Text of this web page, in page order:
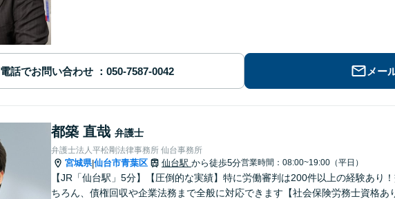
電話でお問い合わせ メー
都築 直哉 弁護士
弁護士法人平松剛法律事務所 仙台事務所
宮城県|仙台市青葉区 仙台駅 から徒歩5分営業時間：08:00~19:00（平日）
【JR「仙台駅」5分】【圧倒的な実績】特に労働審判は200件以上の経験あり
ちろん、債権回収や企業法務まで全般に対応できます【社会保険労務士資格